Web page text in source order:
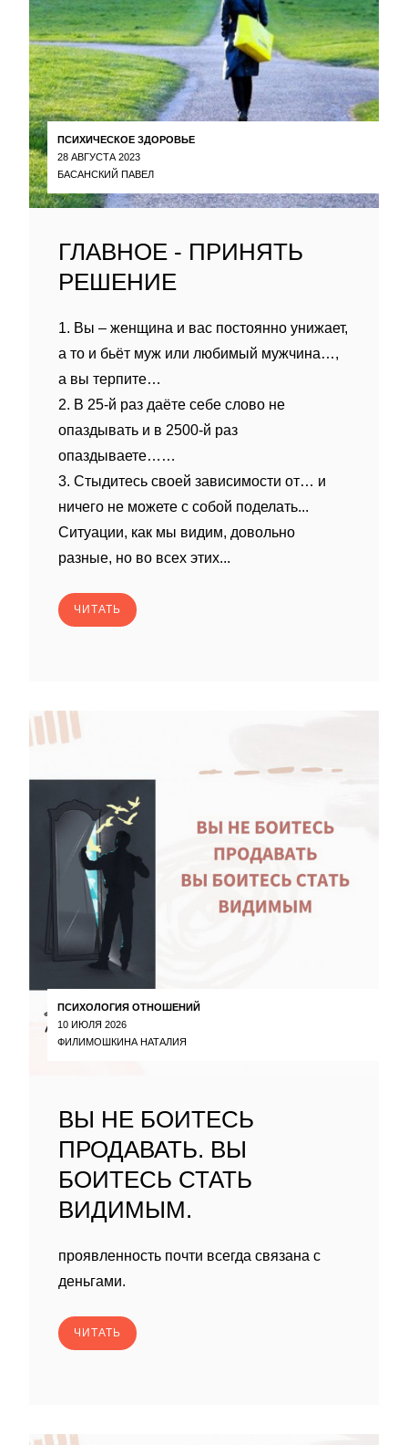
ПСИХИЧЕСКОЕ ЗДОРОВЬЕ
28 АВГУСТА 2023
БАСАНСКИЙ ПАВЕЛ
ГЛАВНОЕ - ПРИНЯТЬ
РЕШЕНИЕ
1. Вы – женщина и вас постоянно унижает,
а то и бьёт муж или любимый мужчина…,
а вы терпите…
2. В 25-й раз даёте себе слово не
опаздывать и в 2500-й раз
опаздываете……
3. Стыдитесь своей зависимости от… и
ничего не можете с собой поделать...
Ситуации, как мы видим, довольно
разные, но во всех этих...
ЧИТАТЬ
ПСИХОЛОГИЯ ОТНОШЕНИЙ
10 ИЮЛЯ 2026
ФИЛИМОШКИНА НАТАЛИЯ
ВЫ НЕ БОИТЕСЬ
ПРОДАВАТЬ. ВЫ
БОИТЕСЬ СТАТЬ
ВИДИМЫМ.
проявленность почти всегда связана с
деньгами.
ЧИТАТЬ